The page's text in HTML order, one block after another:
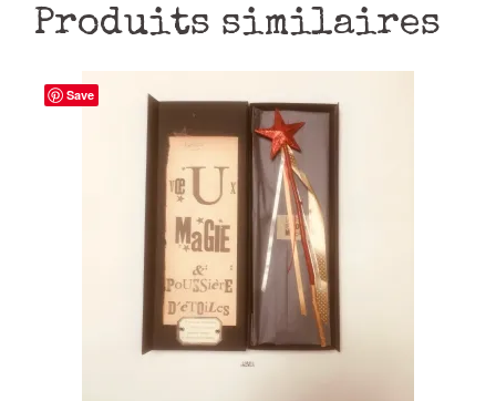
Produits similaires
Save